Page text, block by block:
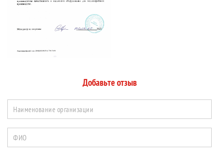
Добавьте отзыв
Наименование организации
ФИО